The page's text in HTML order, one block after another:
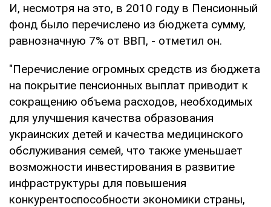
И, несмотря на это, в 2010 году в Пенсионный
фонд было перечислено из бюджета сумму,
равнозначную 7% от ВВП, - отметил он.
"Перечисление огромных средств из бюджета
на покрытие пенсионных выплат приводит к
сокращению объема расходов, необходимых
для улучшения качества образования
украинских детей и качества медицинского
обслуживания семей, что также уменьшает
возможности инвестирования в развитие
инфраструктуры для повышения
конкурентоспособности экономики страны,